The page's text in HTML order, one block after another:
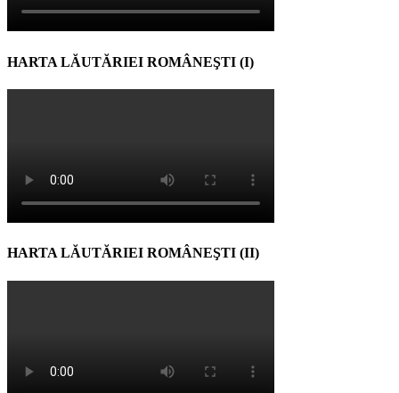
HARTA LĂUTĂRIEI ROMÂNEŞTI (I)
HARTA LĂUTĂRIEI ROMÂNEŞTI (II)